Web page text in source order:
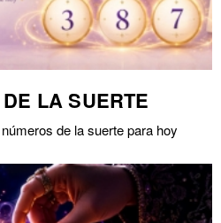
LA SUERTE
de la suerte para hoy